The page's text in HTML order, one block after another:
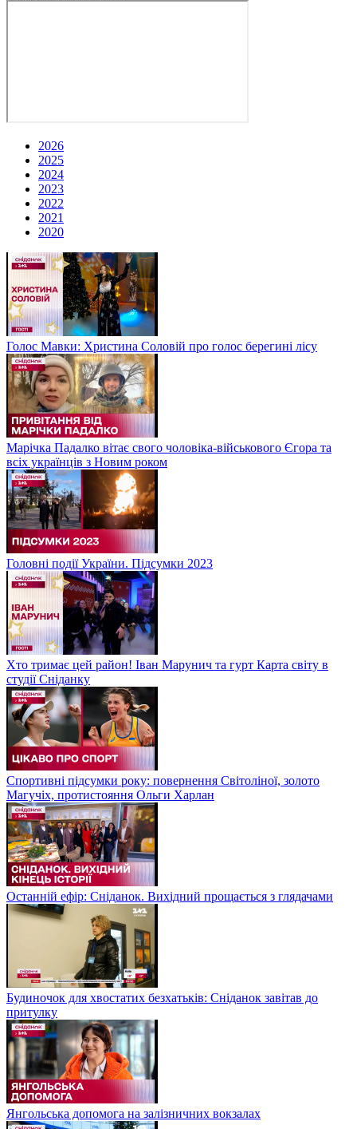
2026
2025
2024
2023
2022
2021
2020
Голос Мавки: Христина Соловій про голос берегині лісу
Марічка Падалко вітає свого чоловіка-військового Єгора та
всіх українців з Новим роком
Головні події України. Підсумки 2023
Хто тримає цей район! Іван Марунич та гурт Карта світу в
студії Сніданку
Спортивні підсумки року: повернення Світоліної, золото
Магучіх, протистояння Ольги Харлан
Останній ефір: Сніданок. Вихідний прощається з глядачами
Будиночок для хвостатих безхатьків: Сніданок завітав до
притулку
Янгольська допомога на залізничних вокзалах